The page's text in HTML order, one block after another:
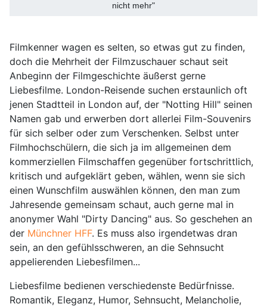
nicht mehr"
Filmkenner wagen es selten, so etwas gut zu finden,
doch die Mehrheit der Filmzuschauer schaut seit
Anbeginn der Filmgeschichte äußerst gerne
Liebesfilme. London-Reisende suchen erstaunlich oft
jenen Stadtteil in London auf, der "Notting Hill" seinen
Namen gab und erwerben dort allerlei Film-Souvenirs
für sich selber oder zum Verschenken. Selbst unter
Filmhochschülern, die sich ja im allgemeinen dem
kommerziellen Filmschaffen gegenüber fortschrittlich,
kritisch und aufgeklärt geben, wählen, wenn sie sich
einen Wunschfilm auswählen können, den man zum
Jahresende gemeinsam schaut, auch gerne mal in
anonymer Wahl "Dirty Dancing" aus. So geschehen an
der Münchner HFF. Es muss also irgendetwas dran
sein, an den gefühlsschweren, an die Sehnsucht
appelierenden Liebesfilmen...
Liebesfilme bedienen verschiedenste Bedürfnisse.
Romantik, Eleganz, Humor, Sehnsucht, Melancholie,